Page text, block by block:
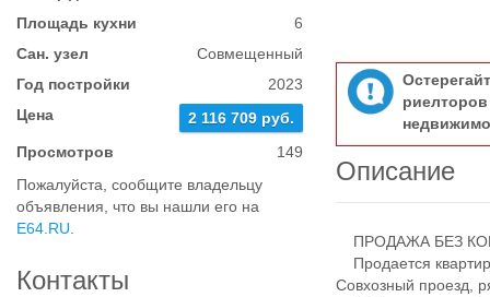
Площадь кухни
6
Сан. узел
Совмещенный
Год постройки
2023
Цена
2 116 709 руб.
Просмотров
149
Пожалуйста, сообщите владельцу
объявления, что вы нашли его на
E64.RU
Контакты
Описание
ПРОДАЖА БЕЗ
Продается
Совхозный проезд,